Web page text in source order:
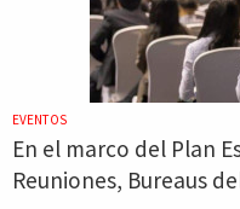
EVENTOS
En el marco del Plan
Reuniones, Bureaus